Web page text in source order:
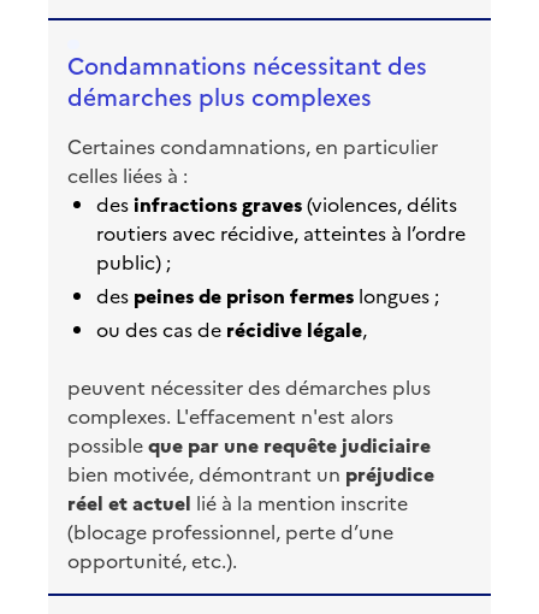
Condamnations nécessitant des
démarches plus complexes
Certaines condamnations, en particulier
celles liées à :
desinfractions graves(violences, délits
routiers avec récidive, atteintes à l’ordre
public) ;
des peines de prison fermes longues ;
ou des cas de récidive légale,
peuvent nécessiter des démarches plus
complexes. L'effacement n'est alors
possibleque par une requête judiciaire
bien motivée, démontrant un préjudice
réel et actuel lié à la mention inscrite
(blocage professionnel, perte d’une
opportunité, etc.).